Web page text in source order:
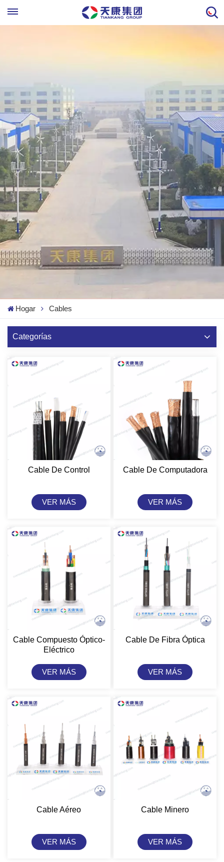
Hogar Cables
Categorías
Cable De Control
VER MÁS
Cable De Computadora
VER MÁS
Cable Compuesto Óptico-
Eléctrico
VER MÁS
Cable De Fibra Óptica
VER MÁS
Cable Aéreo
VER MÁS
Cable Minero
VER MÁS